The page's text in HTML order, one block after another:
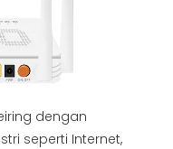
dengan
seperti Internet,